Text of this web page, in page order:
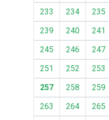
233
234 235
239
240 241
245
246 247
251
252 253
257
258 259
263
264 265